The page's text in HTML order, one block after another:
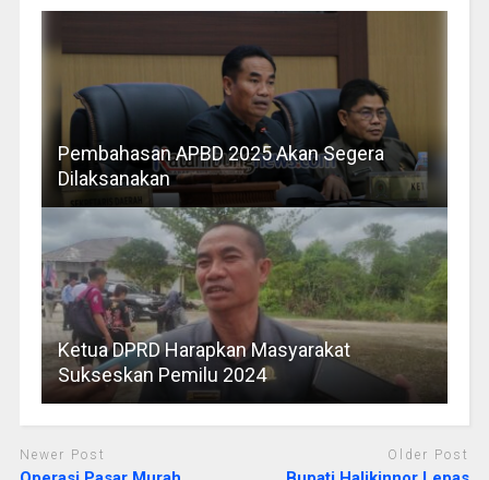
Pembahasan APBD 2025 Akan Segera
Dilaksanakan
Ketua DPRD Harapkan Masyarakat
Sukseskan Pemilu 2024
Newer Post Older Post